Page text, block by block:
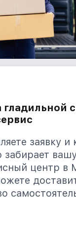
гладильной
заявку и
забирает
центр в